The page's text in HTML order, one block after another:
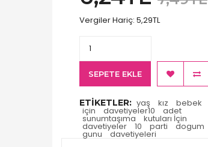
Vergiler Hariç: 5,29TL
SEPETE EKLE
ETIKETLER: yaş kız bebek
için davetiyeler10 adet
sunumtaşıma kutuları İçin
davetiyeler 10 parti dogum
gunu davetiyeleri